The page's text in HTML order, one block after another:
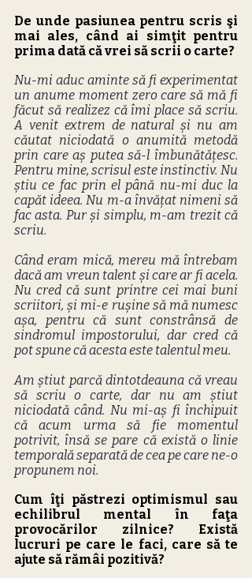
De unde pasiunea pentru scris şi
mai ales, când ai simţit pentru
prima dată că vrei să scrii o carte?
Nu-mi aduc aminte să fi experimentat
un anume moment zero care să mă fi
făcut să realizez că îmi place să scriu.
A venit extrem de natural și nu am
căutat niciodată o anumită metodă
prin care aș putea să-l îmbunătățesc.
Pentru mine, scrisul este instinctiv. Nu
știu ce fac prin el până nu-mi duc la
capăt ideea. Nu m-a învățat nimeni să
fac asta. Pur și simplu, m-am trezit că
scriu.
Când eram mică, mereu mă întrebam
dacă am vreun talent și care ar fi acela.
Nu cred că sunt printre cei mai buni
scriitori, și mi-e rușine să mă numesc
așa, pentru că sunt constrânsă de
sindromul impostorului, dar cred că
pot spune că acesta este talentul meu.
Am știut parcă dintotdeauna că vreau
să scriu o carte, dar nu am știut
niciodată când. Nu mi-aș fi închipuit
că acum urma să fie momentul
potrivit, însă se pare că există o linie
temporală separată de cea pe care ne-o
propunem noi.
Cum îţi păstrezi optimismul sau
echilibrul mental în faţa
provocărilor zilnice? Există
lucruri pe care le faci, care să te
ajute să rămâi pozitivă?